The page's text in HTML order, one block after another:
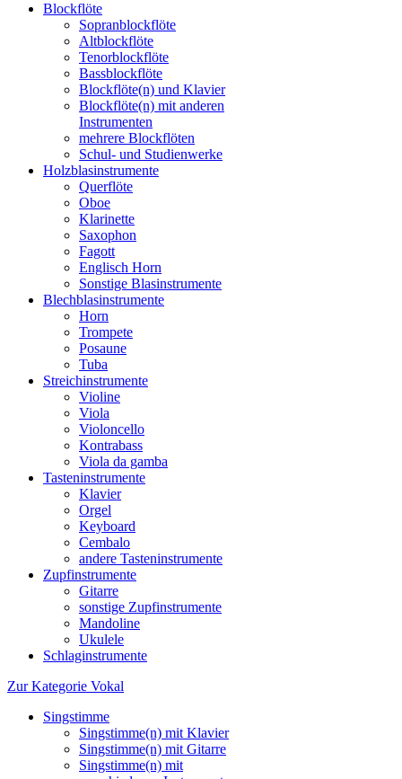
Blockflöte
Sopranblockflöte
Altblockflöte
Tenorblockflöte
Bassblockflöte
Blockflöte(n) und Klavier
Blockflöte(n) mit anderen
Instrumenten
mehrere Blockflöten
Schul- und Studienwerke
Holzblasinstrumente
Querflöte
Oboe
Klarinette
Saxophon
Fagott
Englisch Horn
Sonstige Blasinstrumente
Blechblasinstrumente
Horn
Trompete
Posaune
Tuba
Streichinstrumente
Violine
Viola
Violoncello
Kontrabass
Viola da gamba
Tasteninstrumente
Klavier
Orgel
Keyboard
Cembalo
andere Tasteninstrumente
Zupfinstrumente
Gitarre
sonstige Zupfinstrumente
Mandoline
Ukulele
Schlaginstrumente
Zur Kategorie Vokal
Singstimme
Singstimme(n) mit Klavier
Singstimme(n) mit Gitarre
Singstimme(n) mit